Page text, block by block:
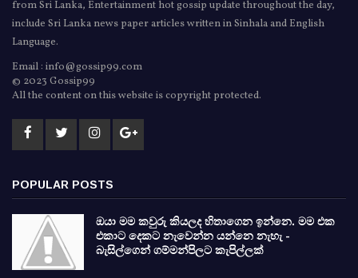
from Sri Lanka, Entertainment hot gossip update throughout the day,
include Sri Lanka news paper articles written in Sinhala and English
Language.
Email : info@gossip99.com
© 2023 Gossip99
All the content on this website is copyright protected.
POPULAR POSTS
ඔයා මම කවුරු කියලද හිතාගෙන ඉන්නෙ. මම එක
එකාට දෙකට නැවෙන්න යන්නෙ නැහැ -
බැසිල්ගෙන් ගම්මන්පිලට කැපිල්ලක්